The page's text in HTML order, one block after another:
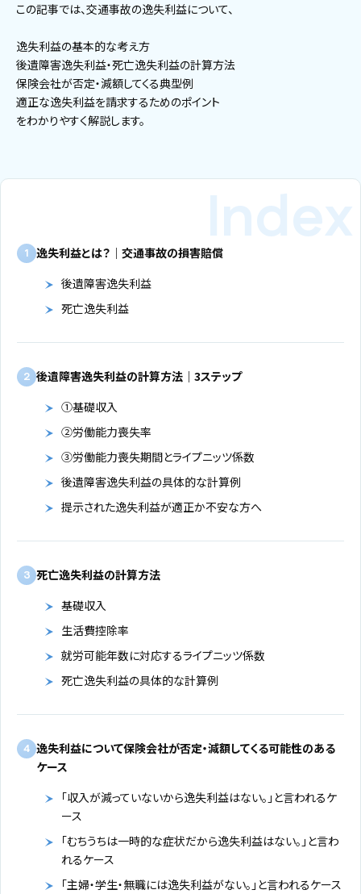
この記事では、交通事故の逸失利益について、
逸失利益の基本的な考え方
後遺障害逸失利益・死亡逸失利益の計算方法
保険会社が否定・減額してくる典型例
適正な逸失利益を請求するためのポイント
をわかりやすく解説します。
1 逸失利益とは？｜交通事故の損害賠償
後遺障害逸失利益
死亡逸失利益
2 後遺障害逸失利益の計算方法｜3ステップ
①基礎収入
②労働能力喪失率
③労働能力喪失期間とライプニッツ係数
後遺障害逸失利益の具体的な計算例
提示された逸失利益が適正か不安な方へ
3 死亡逸失利益の計算方法
基礎収入
生活費控除率
就労可能年数に対応するライプニッツ係数
死亡逸失利益の具体的な計算例
4 逸失利益について保険会社が否定・減額してくる可能性のある
ケース
「収入が減っていないから逸失利益はない。」と言われるケ
ース
「むちうちは一時的な症状だから逸失利益はない。」と言わ
れるケース
「主婦・学生・無職には逸失利益がない。」と言われるケース